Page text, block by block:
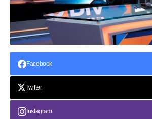
Facebook
Twitter
Instagram